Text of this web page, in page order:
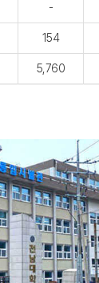
-
154
5,760